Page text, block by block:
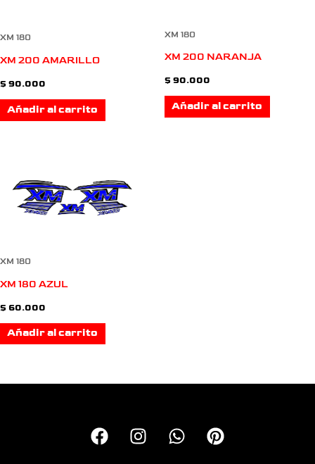
XM 180
XM 200 AMARILLO
$ 90.000
Añadir al carrito
XM 180
XM 200 NARANJA
$ 90.000
Añadir al carrito
XM 180
XM 180 AZUL
$ 60.000
Añadir al carrito